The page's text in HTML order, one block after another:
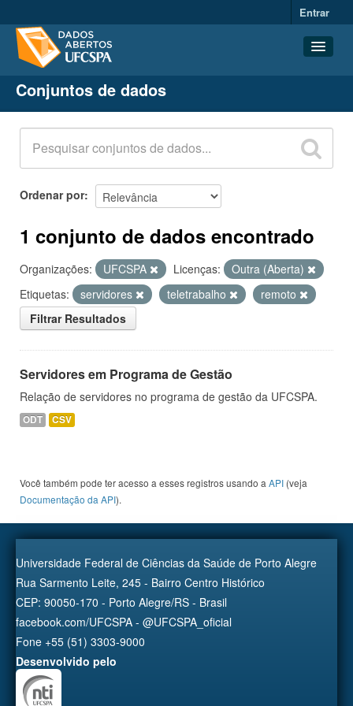
Entrar
Conjuntos de dados
Organizações
Grupos
Sobre
Conjuntos de dados
Ordenar por
1 conjunto de dados encontrado
Organizações: UFCSPA Licenças:
Outra (Aberta)
Etiquetas:
servidores teletrabalho
remoto
Filtrar Resultados
Servidores em Programa de Gestão
Relação de servidores no programa de gestão da UFCSPA.
ODT CSV
Você também pode ter acesso a esses registros usando a API (veja
Documentação da API).
Universidade Federal de Ciências da Saúde de Porto Alegre
Rua Sarmento Leite, 245 - Bairro Centro Histórico
CEP: 90050-170 - Porto Alegre/RS - Brasil
facebook.com/UFCSPA - @UFCSPA_oficial
Fone +55 (51) 3303-9000
Desenvolvido pelo